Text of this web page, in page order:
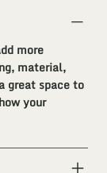
more
material,
great space to
your